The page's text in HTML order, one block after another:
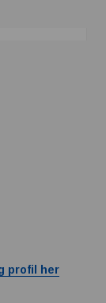
profil her